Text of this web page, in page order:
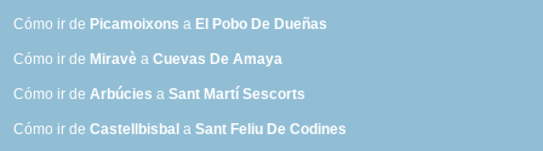
Cómo ir de Picamoixons a El Pobo De Dueñas
Cómo ir de Miravè aCuevas De Amaya
Cómo ir deArbúcies aSant Martí Sescorts
Cómo ir deCastellbisbal aSant Feliu De Codines